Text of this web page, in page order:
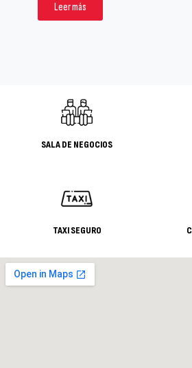
Leer más
SALA DE NEGOCIOS
TAXI SEGURO